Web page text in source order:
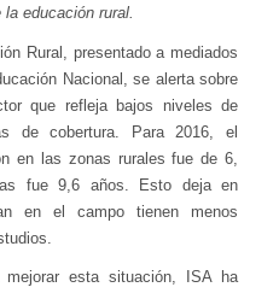
educación rural.
Rural, presentado a mediados
Nacional, se alerta sobre
que refleja bajos niveles de
de cobertura. Para 2016, el
en las zonas rurales fue de 6,
fue 9,6 años. Esto deja en
en el campo tienen menos
esta situación, ISA ha